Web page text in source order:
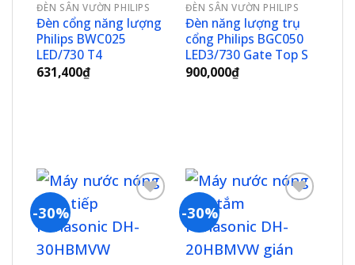
ĐÈN SÂN VƯỜN PHILIPS
Đèn cổng năng lượng
Philips BWC025
LED/730 T4
631,400₫
ĐÈN SÂN VƯỜN PHILIPS
Đèn năng lượng trụ
cổng Philips BGC050
LED3/730 Gate Top S
900,000₫
-30% -30%
Add to
wishlist